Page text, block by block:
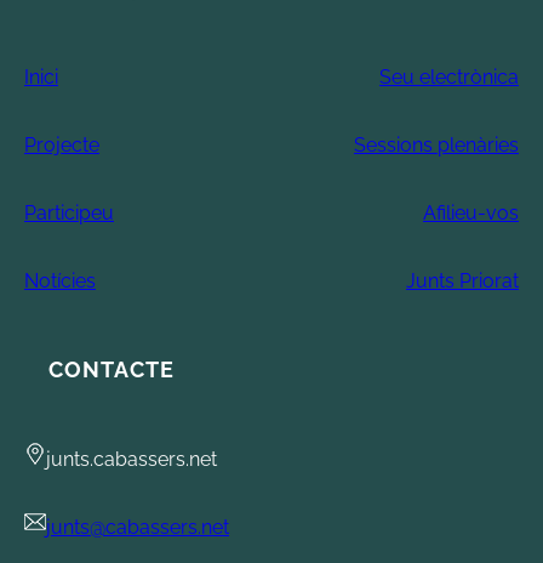
Inici Seu electrònica
Projecte Sessions plenàries
Participeu Afilieu-vos
Notícies Junts Priorat
CONTACTE
junts.cabassers.net
junts@cabassers.net